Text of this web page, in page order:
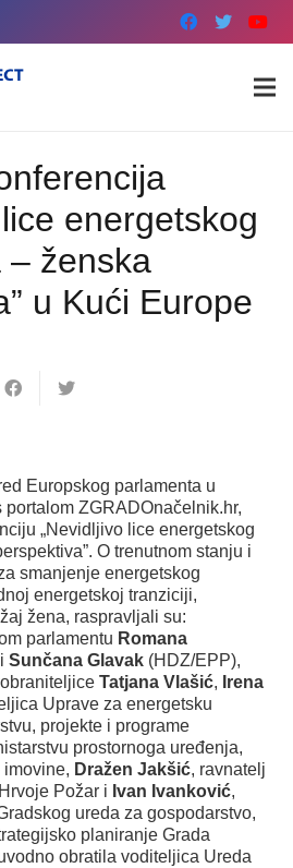
energetskog
– ženska
u Kući Europe
Europskog parlamenta u
portalom ZGRADOnačelnik.hr,
„Nevidljivo lice energetskog
O trenutnom stanju i
smanjenje energetskog
energetskoj tranziciji,
žena, raspravljali su:
parlamentu Romana
Sunčana Glavak (HDZ/EPP),
Tatjana Vlašić, Irena
Uprave za energetsku
projekte i programe
prostornoga uređenja,
Dražen Jakšić, ravnatelj
Požar i Ivan Ivanković,
ureda za gospodarstvo,
planiranje Grada
obratila voditeljica Ureda